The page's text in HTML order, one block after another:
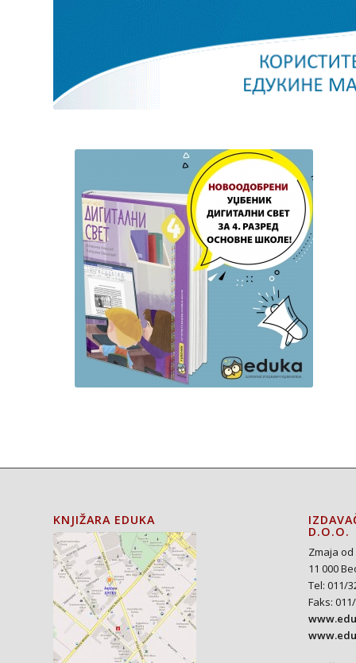
KNJIŽARA EDUKA
D.O.O.
Zmaja od
11 000
Tel: 011/
Faks: